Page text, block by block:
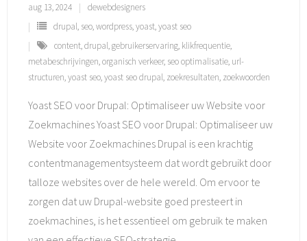
aug 13, 2024
dewebdesigners
drupal, seo,wordpress,yoast,yoast seo
content,drupal,gebruikerservaring, klikfrequentie,
metabeschrijvingen,organisch verkeer, seo optimalisatie, url-
structuren,yoast seo,yoast seo drupal, zoekresultaten, zoekwoorden
Yoast SEO voor Drupal: Optimaliseer uw Website voor
Zoekmachines Yoast SEO voor Drupal: Optimaliseer uw
Website voor Zoekmachines Drupal is een krachtig
contentmanagementsysteem dat wordt gebruikt door
talloze websites over de hele wereld. Om ervoor te
zorgen dat uw Drupal-website goed presteert in
zoekmachines, is het essentieel om gebruik te maken